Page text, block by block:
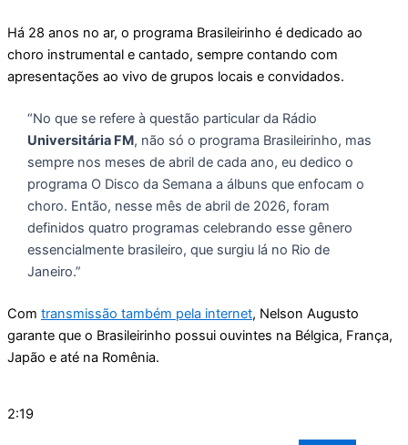
Há 28 anos no ar, o programa Brasileirinho é dedicado ao
choro instrumental e cantado, sempre contando com
apresentações ao vivo de grupos locais e convidados.
“No que se refere à questão particular da Rádio
Universitária FM, não só o programa Brasileirinho, mas
sempre nos meses de abril de cada ano, eu dedico o
programa O Disco da Semana a álbuns que enfocam o
choro. Então, nesse mês de abril de 2026, foram
definidos quatro programas celebrando esse gênero
essencialmente brasileiro, que surgiu lá no Rio de
Janeiro.”
Com transmissão também pela internet, Nelson Augusto
garante que o Brasileirinho possui ouvintes na Bélgica, França,
Japão e até na Romênia.
2:19